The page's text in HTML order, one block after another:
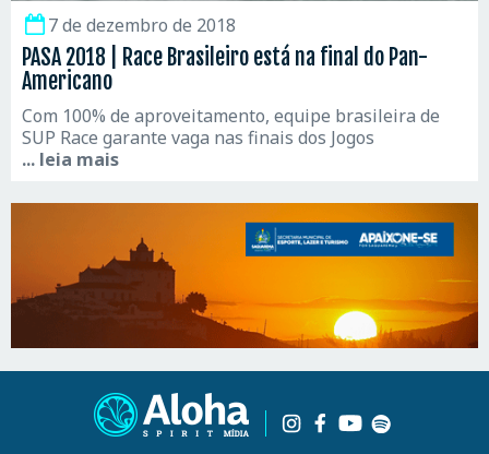
7 de dezembro de 2018
PASA 2018 | Race Brasileiro está na final do Pan-
Americano
Com 100% de aproveitamento, equipe brasileira de
SUP Race garante vaga nas finais dos Jogos
... leia mais